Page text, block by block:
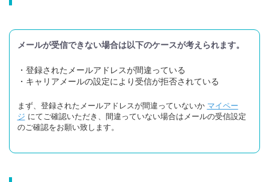
メールが受信できない場合は以下のケースが考えられます。
・登録されたメールアドレスが間違っている
・キャリアメールの設定により受信が拒否されている
まず、登録されたメールアドレスが間違っていないか マイペー
ジ にてご確認いただき、間違っていない場合はメールの受信設定
のご確認をお願い致します。